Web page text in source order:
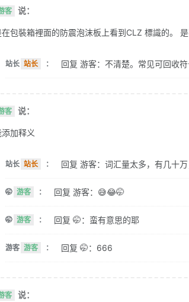
客 说：
包裝箱裡面的防震泡沫板上看到CLZ 標識的。
站长 站长 ： 回复 游客：不清楚。常见可回收
客 说：
加释义
站长 站长 ： 回复 游客：词汇量太多，有几十
🤭 游客 ： 回复 游客：😅😂🤭
🤭 游客 ： 回复 🤭：蛮有意思的耶
游客 游客 ： 回复 🤭：666
客 说：